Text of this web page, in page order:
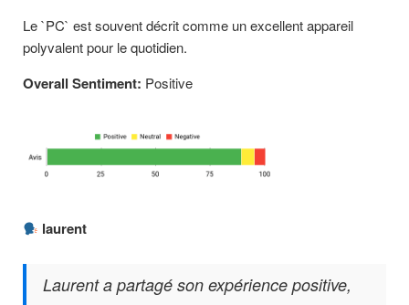
Le `PC` est souvent décrit comme un excellent appareil
polyvalent pour le quotidien.
Overall Sentiment: Positive
laurent
Laurent a partagé son expérience positive,